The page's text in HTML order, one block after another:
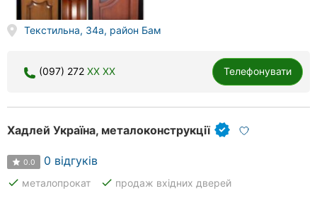
Текстильна, 34а, район Бам
(097) 272 XX XX Телефонувати
Хадлей Україна, металоконструкції
0.0 0 відгуків
done металопрокат done продаж вхідних дверей